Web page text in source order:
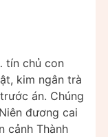
tín chủ con
kim ngân trà
án. Chúng
đương cai
cảnh Thành